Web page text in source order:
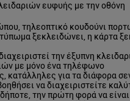
ευφυής με την οθόνη
τηλεοπτικό κουδούνι
ξεκλειδώνει, η κάρτα
την έξυπνη
με μόνο ένα τηλέφωνο
κατάλληλες για τα διάφορα
να διαχειριστείτε
την πρώτη φορά να